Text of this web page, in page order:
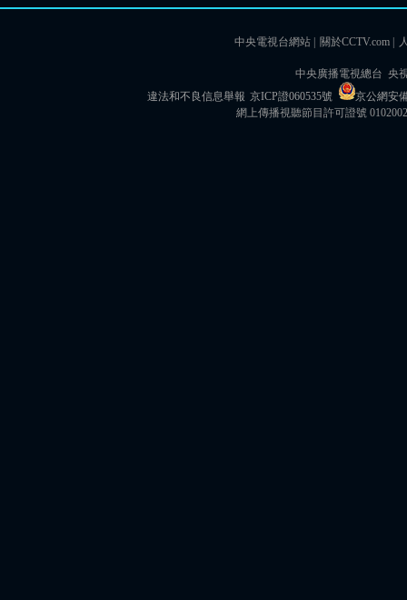
中央電視台網站 關於CCTV.com
中央廣播電視總台 央
違法和不良信息舉報 京ICP證060535號
京公網安
網上傳播視聽節目許可證號